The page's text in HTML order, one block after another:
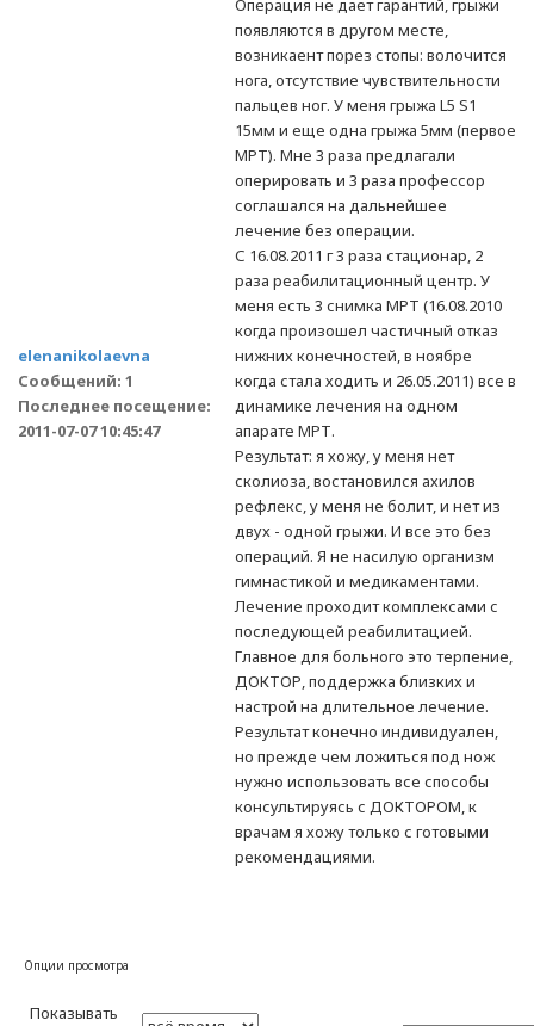
elenanikolaevna
Сообщений: 1
Последнее посещение:
2011-07-07 10:45:47
Операция не дает гарантий, грыжи
появляются в другом месте,
возникаент порез стопы: волочится
нога, отсутствие чувствительности
пальцев ног. У меня грыжа L5 S1
15мм и еще одна грыжа 5мм (первое
МРТ). Мне 3 раза предлагали
оперировать и 3 раза профессор
соглашался на дальнейшее
лечение без операции.
С 16.08.2011 г 3 раза стационар, 2
раза реабилитационный центр. У
меня есть 3 снимка МРТ (16.08.2010
когда произошел частичный отказ
нижних конечностей, в ноябре
когда стала ходить и 26.05.2011) все в
динамике лечения на одном
апарате МРТ.
Результат: я хожу, у меня нет
сколиоза, востановился ахилов
рефлекс, у меня не болит, и нет из
двух - одной грыжи. И все это без
операций. Я не насилую организм
гимнастикой и медикаментами.
Лечение проходит комплексами с
последующей реабилитацией.
Главное для больного это терпение,
ДОКТОР, поддержка близких и
настрой на длительное лечение.
Результат конечно индивидуален,
но прежде чем ложиться под нож
нужно использовать все способы
консультируясь с ДОКТОРОМ, к
врачам я хожу только с готовыми
рекомендациями.
Опции просмотра
Показывать